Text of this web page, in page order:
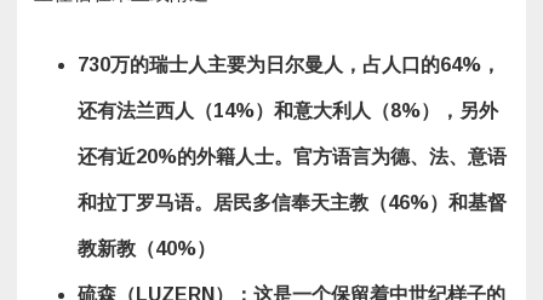
730万的瑞士人主要为日尔曼人，占人口的64% ，
还有法兰西人（14%）和意大利人（8%），另外
还有近20%的外籍人士。官方语言为德、法、意语
和拉丁罗马语。居民多信奉天主教（46%）和基督
教新教（40%）
硫森（ LUZERN ）：这是一个保留着中世纪样子的